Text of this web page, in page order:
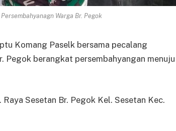
Warga Br. Pegok
Komang Paselk bersama pecalang
Pegok berangkat persembahyangan menuju
Sesetan Br. Pegok Kel. Sesetan Kec.